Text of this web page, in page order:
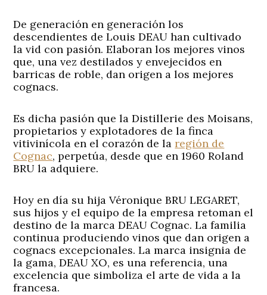
De generación en generación los
descendientes de Louis DEAU han cultivado
la vid con pasión. Elaboran los mejores vinos
que, una vez destilados y envejecidos en
barricas de roble, dan origen a los mejores
cognacs.
Es dicha pasión que la Distillerie des Moisans,
propietarios y explotadores de la finca
vitivinícola en el corazón de laregión de
Cognac, perpetúa, desde que en 1960 Roland
BRU la adquiere.
Hoy en día su hija Véronique BRU LEGARET,
sus hijos y el equipo de la empresa retoman el
destino de la marca DEAU Cognac. La familia
continua produciendo vinos que dan origen a
cognacs excepcionales. La marca insignia de
la gama, DEAU XO, es una referencia, una
excelencia que simboliza el arte de vida a la
francesa.